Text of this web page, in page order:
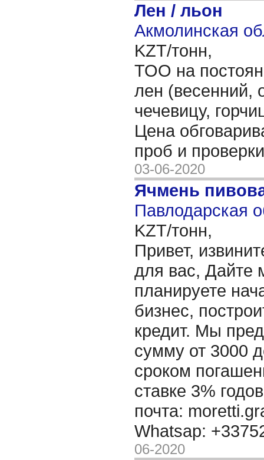
Лен / льон
Акмолинская
KZT/тонн,
ТОО на
лен (весенний,
чечевицу,
Цена
проб и
03-06-2020
Ячмень
Павлодарская
KZT/тонн,
Привет,
для вас, Дайте
планируете
бизнес,
кредит. Мы
сумму от 3000
сроком
ставке 3%
почта:
Whatsap:
06-2020